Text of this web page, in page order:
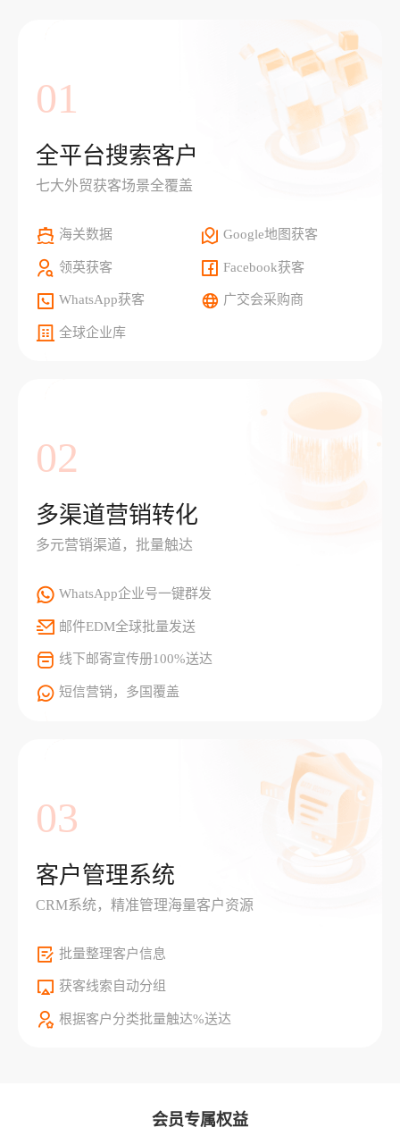
01
全平台搜索客户
七大外贸获客场景全覆盖
海关数据 Google地图获客
领英获客 Facebook获客
WhatsApp获客 广交会采购商
全球企业库
02
多渠道营销转化
多元营销渠道，批量触达
WhatsApp企业号一键群发
邮件EDM全球批量发送
线下邮寄宣传册100%送达
短信营销，多国覆盖
03
客户管理系统
CRM系统，精准管理海量客户资源
批量整理客户信息
获客线索自动分组
根据客户分类批量触达%送达
会员专属权益